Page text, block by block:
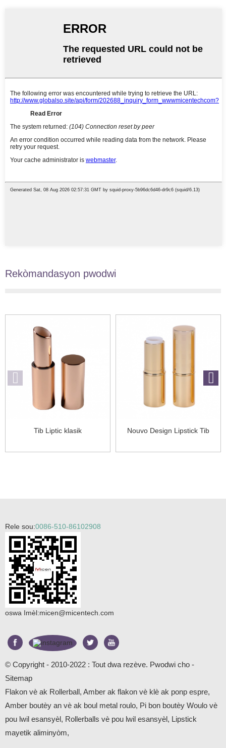
Rekòmandasyon pwodwi
Tib Liptic klasik Nouvo Design Lipstick Tib
Rele sou:0086-510-86102908
oswa Imèl:micen@micentech.com
© Copyright - 2010-2022 : Tout dwa rezève. Pwodwi cho -
Sitemap
Flakon vè ak Rollerball, Amber ak flakon vè klè ak ponp espre,
Amber boutèy an vè ak boul metal roulo, Pi bon boutèy Woulo vè
pou lwil esansyèl, Rollerballs vè pou lwil esansyèl, Lipstick
mayetik aliminyòm,